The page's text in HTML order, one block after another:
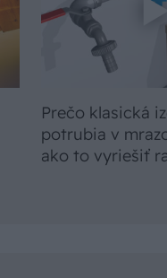
Prečo klasická
potrubia v
ako to vyriešiť